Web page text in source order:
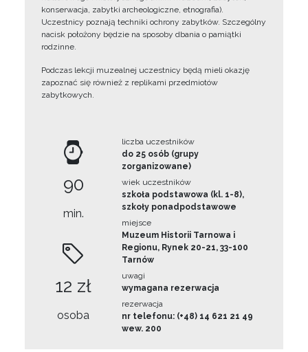
konserwacja, zabytki archeologiczne, etnografia).
Uczestnicy poznają techniki ochrony zabytków. Szczególny
nacisk położony będzie na sposoby dbania o pamiątki
rodzinne.
Podczas lekcji muzealnej uczestnicy będą mieli okazję
zapoznać się również z replikami przedmiotów
zabytkowych.
90
min.
12 zł
osoba
liczba uczestników
do 25 osób (grupy
zorganizowane)
wiek uczestników
szkoła podstawowa (kl. 1-8),
szkoły ponadpodstawowe
miejsce
Muzeum Historii Tarnowa i
Regionu, Rynek 20-21, 33-100
Tarnów
uwagi
wymagana rezerwacja
rezerwacja
nr telefonu: (+48) 14 621 21 49
wew. 200